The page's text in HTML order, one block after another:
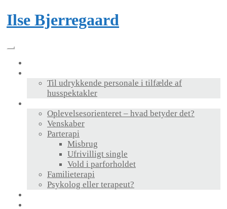
Skip
to
Ilse Bjerregaard
Til udrykkende personale i tilfælde af
husspektakler
Oplevelsesorienteret – hvad betyder det?
Venskaber
Parterapi
Misbrug
Ufrivilligt single
Vold i parforholdet
Familieterapi
Psykolog eller terapeut?